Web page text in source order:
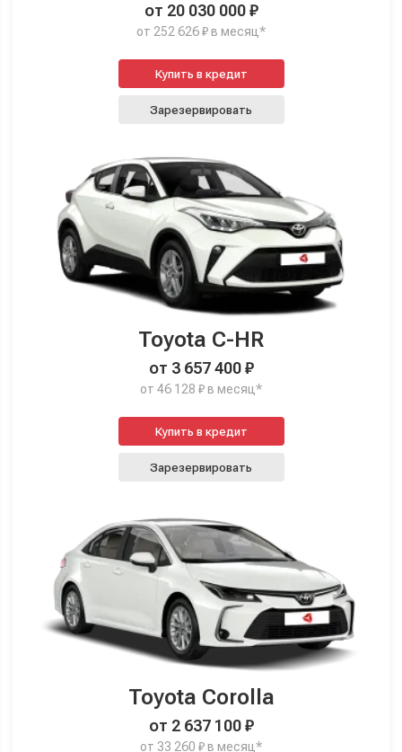
от 20 030 000 ₽
от 252 626 ₽ в месяц*
Купить в кредит
Зарезервировать
Toyota C-HR
от 3 657 400 ₽
от 46 128 ₽ в месяц*
Купить в кредит
Зарезервировать
Toyota Corolla
от 2 637 100 ₽
от 33 260 ₽ в месяц*